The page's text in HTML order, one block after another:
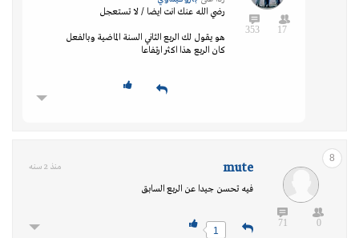
17
353
رضي الله عنك انت ايضا / لا تستعجل
هو يقول لك الربع الثاني السنة الماضية وبالفعل
كان الربع هذا اكثر ارتفاعا
8
0
71
mute منذ 2 سنه
فيه تحسن جيدا عن الربع السابق
1